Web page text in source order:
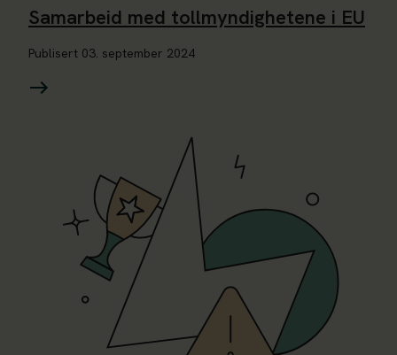
Samarbeid med tollmyndighetene i EU
Publisert 03. september 2024
Les mer om CE-merking og piratkopiering